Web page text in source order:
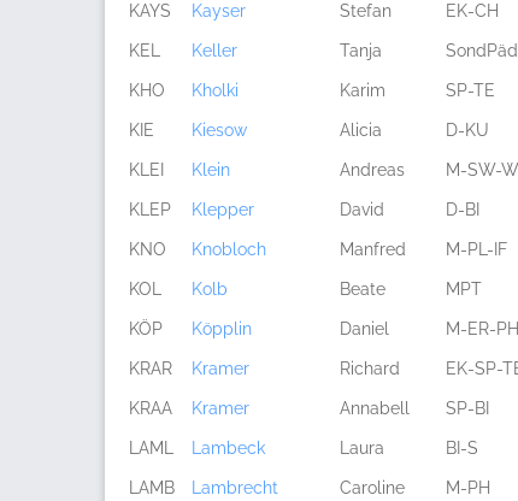
KAYS Kayser Stefan EK-CH
KEL Keller Tanja
KHO Kholki Karim SP-TE
KIE Kiesow Alicia D-KU
KLEI Klein Andreas M-SW-
KLEP Klepper David D-BI
KNO Knobloch Manfred M-PL-IF
KOL Kolb Beate MPT
KÖP Köpplin Daniel M-ER-PH
KRAR Kramer Richard EK-SP-
KRAA Kramer Annabell SP-BI
LAML Lambeck Laura BI-S
LAMB Lambrecht Caroline M-PH